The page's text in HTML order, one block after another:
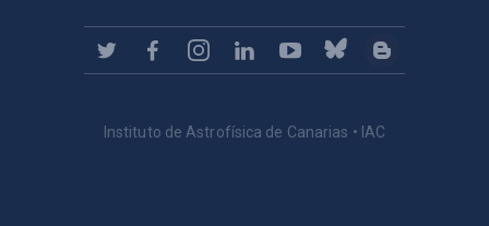
Instituto de Astrofísica de Canarias • IAC